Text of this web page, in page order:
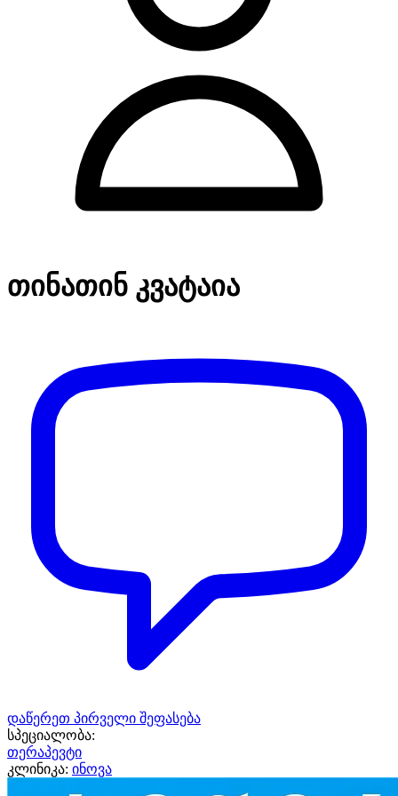
თინათინ კვატაია
დაწერეთ პირველი შეფასება
სპეციალობა:
თერაპევტი
კლინიკა: ინოვა